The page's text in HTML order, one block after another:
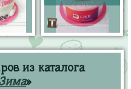
из каталога
»